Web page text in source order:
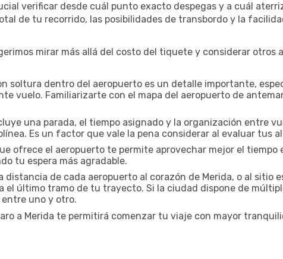
verificar desde cuál punto exacto despegas y a cuál
de tu recorrido, las posibilidades de transbordo y la
mirar más allá del costo del tiquete y considerar otros
soltura dentro del aeropuerto es un detalle importante,
vuelo. Familiarizarte con el mapa del aeropuerto de
una parada, el tiempo asignado y la organización entre
Es un factor que vale la pena considerar al evaluar tus
ofrece el aeropuerto te permite aprovechar mejor el tiempo
tu espera más agradable.
distancia de cada aeropuerto al corazón de Merida, o al sitio
último tramo de tu trayecto. Si la ciudad dispone de
uno y otro.
a Merida te permitirá comenzar tu viaje con mayor